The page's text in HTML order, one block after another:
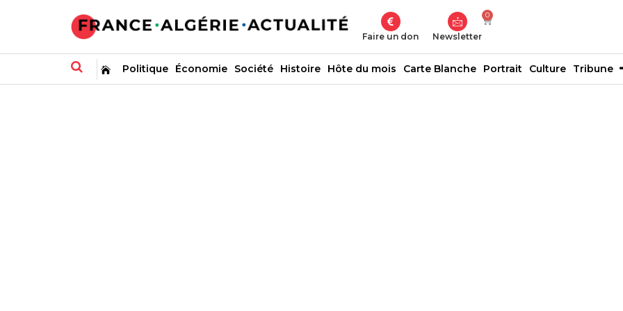
Faire un don Newsletter
0
Politique Économie Société Histoire Hôte du mois Carte Blanche Portrait Culture Tribune